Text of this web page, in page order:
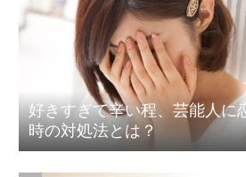
好きすぎて辛い程、芸能人に
時の対処法とは？